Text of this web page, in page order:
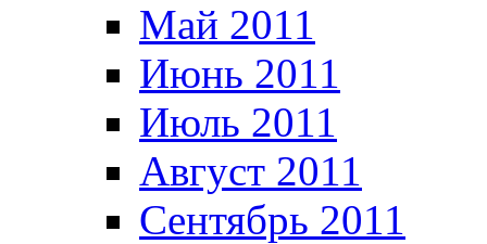
Май 2011
Июнь 2011
Июль 2011
Август 2011
Сентябрь 2011